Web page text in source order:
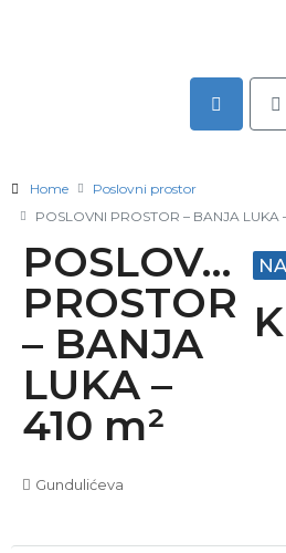
Home
Poslovni prostor
POSLOVNI PROSTOR – BANJA LUKA
POSLOVNI
PROSTOR
– BANJA
LUKA –
410 m²
Gundulićeva